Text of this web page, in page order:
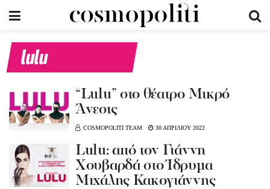
lulu
“Lulu” στο θέατρο Μικρό
Άνεσις
COSMOPOLITI TEAM 30 ΑΠΡΙΛΙΟΥ 2022
Lulu: από τον Γιάννη
Χουβαρδά στο Ίδρυμα
Μιχάλης Κακογιάννης